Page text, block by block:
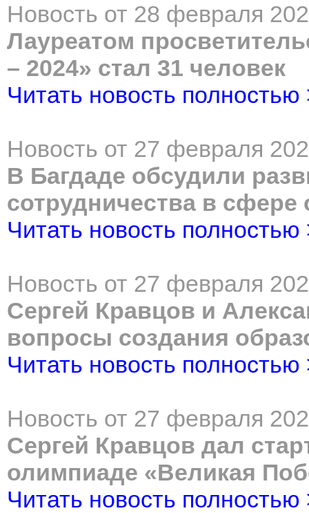
Новость от 28 февраля
Лауреатом
– 2024» стал 31 человек
Читать новость полностью
Новость от 27 февраля
В Багдаде обсудили
сотрудничества в сфере
Читать новость полностью
Новость от 27 февраля
Сергей Кравцов и
вопросы создания
Читать новость полностью
Новость от 27 февраля
Сергей Кравцов дал
олимпиаде «Великая
Читать новость полностью